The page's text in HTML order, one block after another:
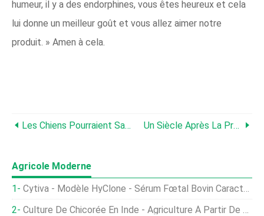
humeur, il y a des endorphines, vous êtes heureux et cela
lui donne un meilleur goût et vous allez aimer notre
produit. » Amen à cela.
Les Chiens Pourraient Sauver L'industrie Des Agrumes D'une Maladie Dévastatrice Un Siècle Après La Prohibition, L'orge Fait Des Incursions Dans Le Midwest
Agricole Moderne
Cytiva - Modèle HyClone - Sérum Fœtal Bovin Caractérisé (FBS), Origine Nouvelle-Zélande
Culture De Chicorée En Inde - Agriculture À Partir De Graines